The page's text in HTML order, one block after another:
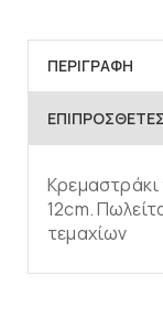
ΠΕΡΙΓΡΑΦΉ
12cm.
τεμαχίων